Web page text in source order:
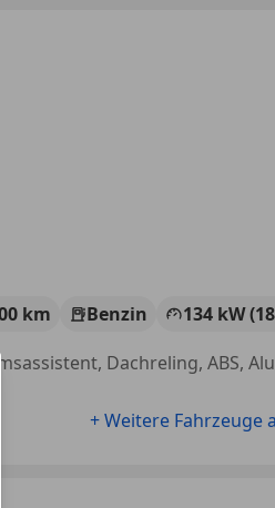
km Benzin
134 kW
+ Weitere Fahrzeuge